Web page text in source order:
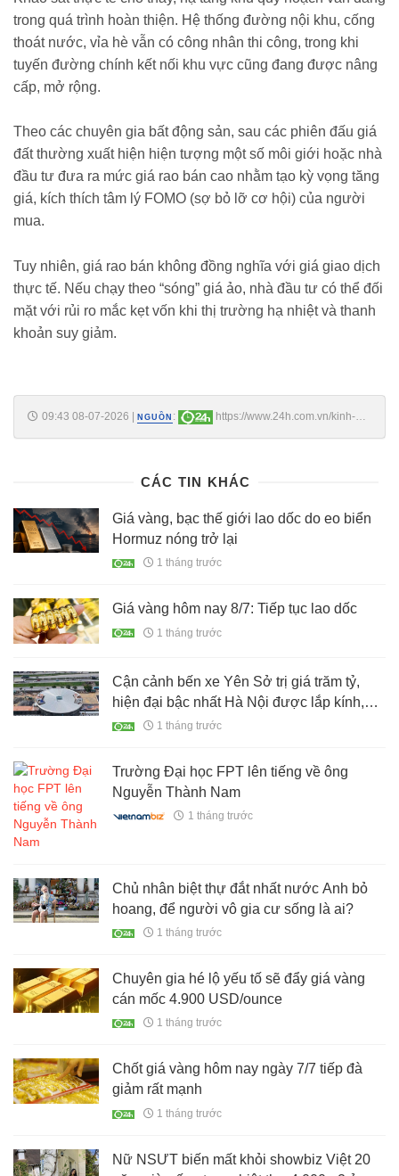
trong quá trình hoàn thiện. Hệ thống đường nội khu, cống
thoát nước, vỉa hè vẫn có công nhân thi công, trong khi
tuyến đường chính kết nối khu vực cũng đang được nâng
cấp, mở rộng.
Theo các chuyên gia bất động sản, sau các phiên đấu giá
đất thường xuất hiện hiện tượng một số môi giới hoặc nhà
đầu tư đưa ra mức giá rao bán cao nhằm tạo kỳ vọng tăng
giá, kích thích tâm lý FOMO (sợ bỏ lỡ cơ hội) của người
mua.
Tuy nhiên, giá rao bán không đồng nghĩa với giá giao dịch
thực tế. Nếu chạy theo “sóng” giá ảo, nhà đầu tư có thể đối
mặt với rủi ro mắc kẹt vốn khi thị trường hạ nhiệt và thanh
khoản suy giảm.
09:43 08-07-2026 NGUỒN :
https://www.24h.com.vn/kinh-
CÁC TIN KHÁC
Giá vàng, bạc thế giới lao dốc do eo biển
Hormuz nóng trở lại
1 tháng trước
Giá vàng hôm nay 8/7: Tiếp tục lao dốc
1 tháng trước
Cận cảnh bến xe Yên Sở trị giá trăm tỷ,
hiện đại bậc nhất Hà Nội được lắp kính,
mái vòng tròn cách điệu
1 tháng trước
Trường Đại học FPT lên tiếng về ông
Nguyễn Thành Nam
1 tháng trước
Chủ nhân biệt thự đắt nhất nước Anh bỏ
hoang, để người vô gia cư sống là ai?
1 tháng trước
Chuyên gia hé lộ yếu tố sẽ đẩy giá vàng
cán mốc 4.900 USD/ounce
1 tháng trước
Chốt giá vàng hôm nay ngày 7/7 tiếp đà
giảm rất mạnh
1 tháng trước
Nữ NSƯT biến mất khỏi showbiz Việt 20